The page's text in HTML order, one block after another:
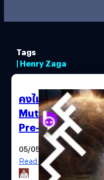
Tags
| Henry Zaga
คงไม่ได้ฉายโรงแ
Mutants หนัง X-
Pre-Order บน
05/05/2020
Read More